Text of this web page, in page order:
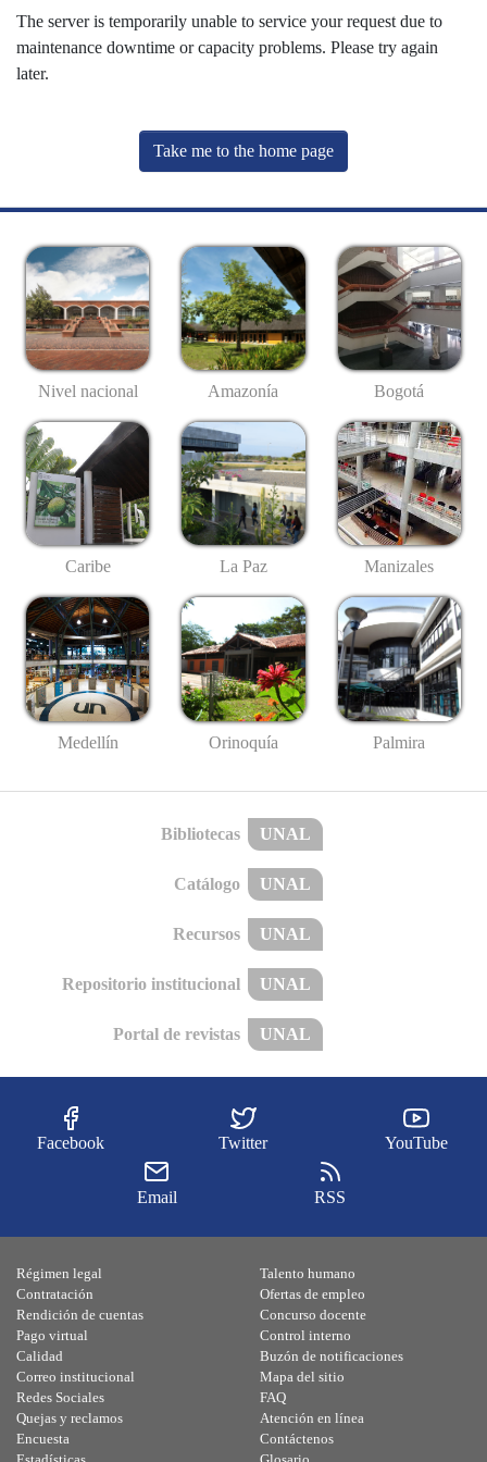
The server is temporarily unable to service your request due to
maintenance downtime or capacity problems. Please try again
later.
Take me to the home page
Nivel nacional Amazonía Bogotá
Caribe La Paz Manizales
Medellín Orinoquía Palmira
Bibliotecas UNAL
Catálogo UNAL
Recursos UNAL
Repositorio institucional UNAL
Portal de revistas UNAL
Facebook Twitter YouTube
Email RSS
Régimen legal
Contratación
Rendición de cuentas
Pago virtual
Calidad
Talento humano
Ofertas de empleo
Concurso docente
Control interno
Buzón de notificaciones
Correo institucional
Redes Sociales
Quejas y reclamos
Encuesta
Mapa del sitio
FAQ
Atención en línea
Contáctenos